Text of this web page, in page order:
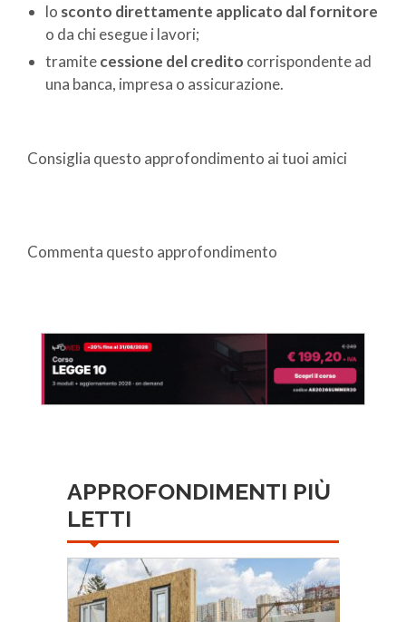
lo sconto direttamente applicato dal fornitore
o da chi esegue i lavori;
tramitecessione del credito corrispondente ad
una banca, impresa o assicurazione.
Consiglia questo approfondimento ai tuoi amici
Commenta questo approfondimento
APPROFONDIMENTI PIÙ
LETTI